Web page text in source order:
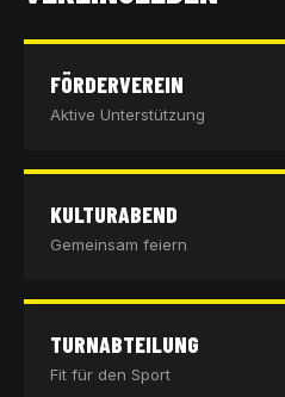
FÖRDERVEREIN
Aktive Unterstützung
KULTURABEND
Gemeinsam feiern
TURNABTEILUNG
Fit für den Sport